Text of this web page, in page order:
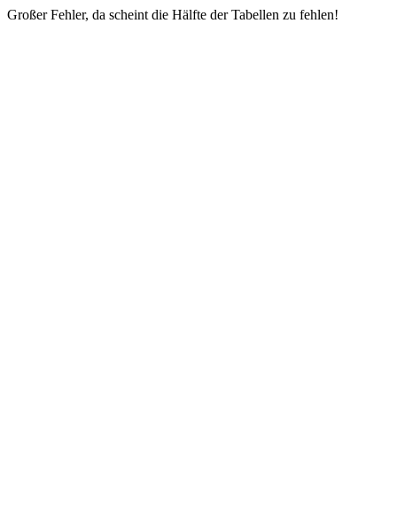
Großer Fehler, da scheint die Hälfte der Tabellen zu fehlen!